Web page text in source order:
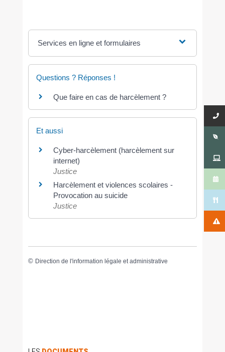
Services en ligne et formulaires
Questions ? Réponses !
Que faire en cas de harcèlement ?
Et aussi
Cyber-harcèlement (harcèlement sur
internet)
Justice
Harcèlement et violences scolaires -
Provocation au suicide
Justice
© Direction de l'information légale et administrative